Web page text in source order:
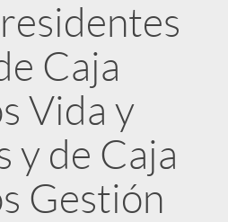
Caja
Vida y
y de Caja
Gestión